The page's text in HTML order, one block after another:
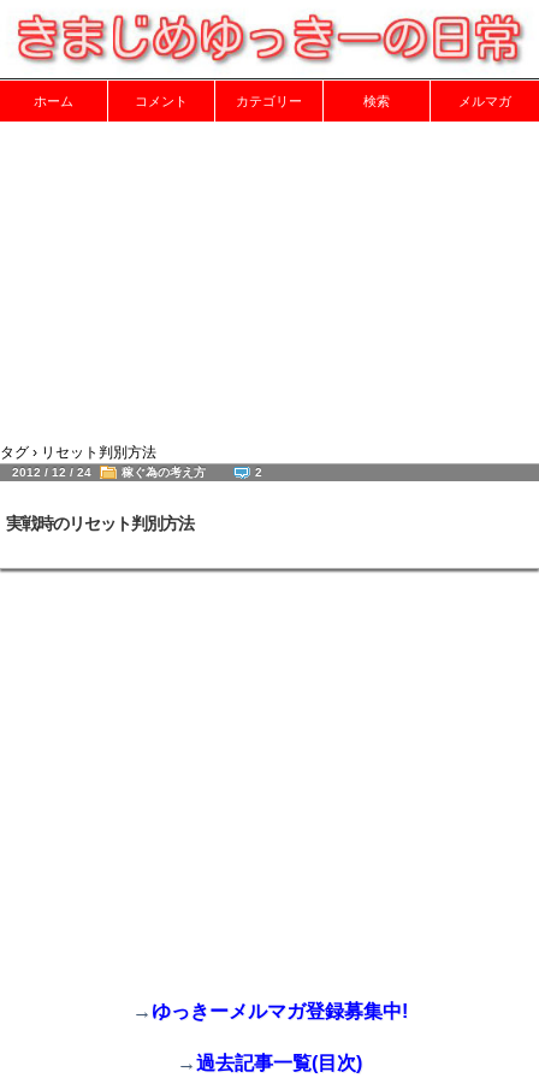
ホーム コメント カテゴリー 検索 メルマガ
タグ › リセット判別方法
2012 / 12 / 24 稼ぐ為の考え方 2
実戦時のリセット判別方法
→ ゆっきーメルマガ登録募集中!
→過去記事一覧(目次)